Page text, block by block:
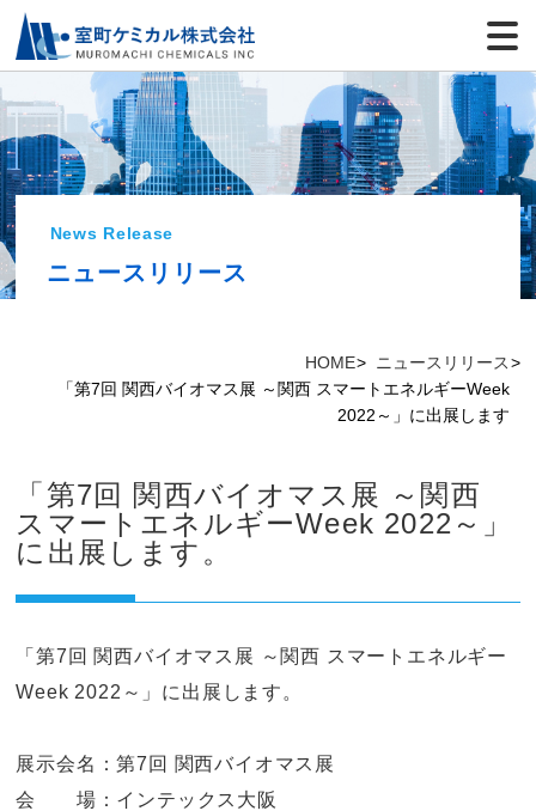
HOME
ニュースリリース
「第7回 関西バイオマス展 ～関西 スマートエネルギーWeek
2022～」に出展します
News Release
ニュースリリース
「第7回 関西バイオマス展 ～関西
スマートエネルギーWeek 2022～」
に出展します。
「第7回 関西バイオマス展 ～関西 スマートエネルギー
Week 2022～」に出展します。
展示会名：第7回 関西バイオマス展
会 場：インテックス大阪